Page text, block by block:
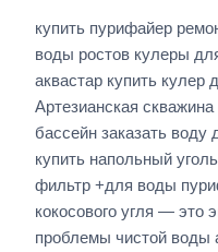
купить пурифайер
воды ростов кулеры
аквастар купить кулер
Артезианская
бассейн заказать
купить напольный
фильтр +для воды
кокосового угля — это
проблемы чистой воды